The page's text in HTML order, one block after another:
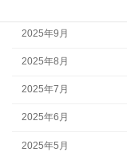
2025年9月
2025年8月
2025年7月
2025年6月
2025年5月